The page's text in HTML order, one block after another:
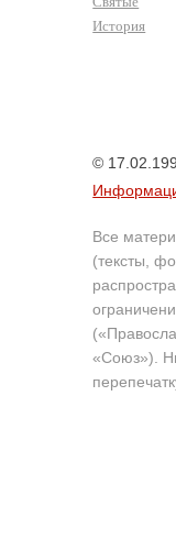
История
©
Все
(тексты,
«Союз»).